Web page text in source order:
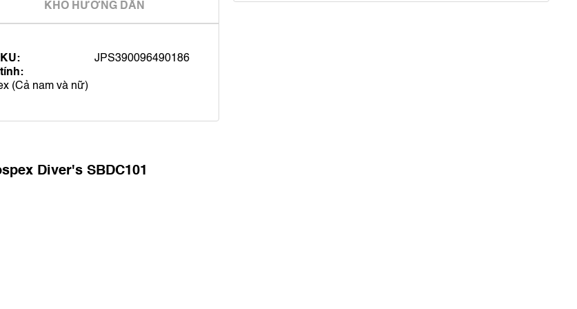
KHO HƯỚNG DẪN
JPS390096490186
(Cả nam và nữ)
Diver's SBDC101